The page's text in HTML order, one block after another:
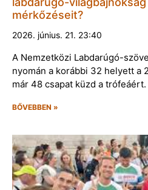
mérkőzéseit?
2026. június. 21. 23:40
A Nemzetközi Labdarúgó-
nyomán a korábbi 32 helyett a
már 48 csapat küzd a
BŐVEBBEN »